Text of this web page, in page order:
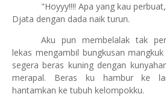
"Hoyyy!!!! Apa yang kau
Djata dengan dada naik turun.
Aku pun membelalak tak
lekas mengambil bungkusan
segera beras kuning dengan
merapal. Beras ku hambur ke
hantamkan ke tubuh kelompokku.